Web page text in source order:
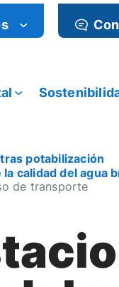
potabilización
calidad del agua
de transporte